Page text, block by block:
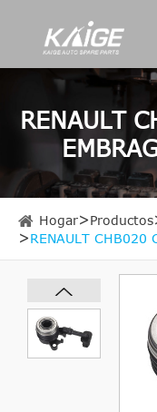
RENAULT
Hogar Productos
RENAULT